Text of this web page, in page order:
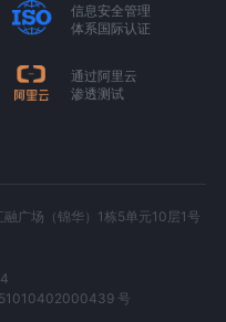
信息安全管理
体系国际认证
通过阿里云
渗透测试
广场（锦华）1栋5单元10层1号
号